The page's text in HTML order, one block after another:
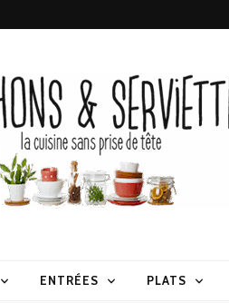
ENTRÉES PLATS